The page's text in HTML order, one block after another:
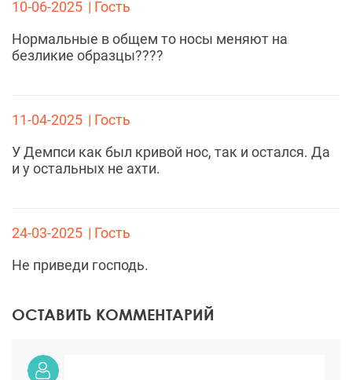
10-06-2025 | Гость
Нормальные в общем то носы меняют на
безликие образцы????
11-04-2025 | Гость
У Демпси как был кривой нос, так и остался. Да
и у остальных не ахти.
24-03-2025 | Гость
Не приведи господь.
ОСТАВИТЬ КОММЕНТАРИЙ